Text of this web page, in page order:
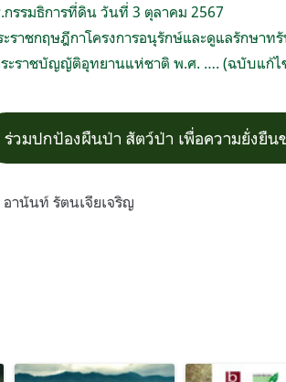
รรมธิการที่ดิน วันที่ 3 ตุลาคม 2567
ะราชกฤษฎีกาโครงการอนุรักษ์และดูแลรักษา
ะราชบัญญัติอุทยานแห่ชาติ พ.ศ. …. (ฉบับแก้ไ
ร่วมปกป้องผืนป่า สัตว์ป่า เพื่อความยั่งยื
อานันท์ รัตนเจียเจริญ